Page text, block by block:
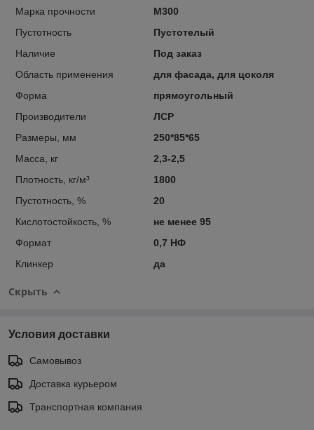
Марка прочности
М300
Пустотность
Пустотелый
Наличие
Под заказ
Область применения
для фасада, для цоколя
Форма
прямоугольный
Производители
ЛСР
Размеры, мм
250*85*65
Масса, кг
2,3-2,5
Плотность, кг/м³
1800
Пустотность, %
20
Кислотостойкость, %
не менее 95
Формат
0,7 НФ
Клинкер
да
Скрыть
Условия доставки
Самовывоз
Доставка курьером
Транспортная компания